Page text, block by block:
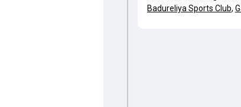
Badureliya Sports Club,